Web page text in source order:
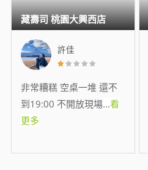
許佳
非常糟糕 空桌一堆 還不
到19:00 不開放現場...看
更多
藏壽司 桃園大興西店